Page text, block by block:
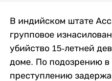
В индийском штате
групповое
убийство 15-летней
доме. По подозрению в
преступлению